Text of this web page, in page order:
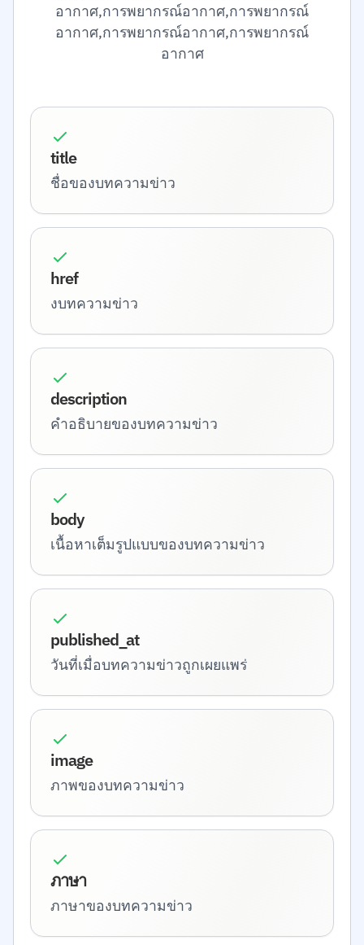
อากาศ,การพยากรณ์อากาศ,การพยากรณ์
อากาศ,การพยากรณ์อากาศ,การพยากรณ์
อากาศ
title
ชื่อของบทความข่าว
href
งบทความข่าว
description
คำอธิบายของบทความข่าว
body
เนื้อหาเต็มรูปแบบของบทความข่าว
published_at
วันที่เมื่อบทความข่าวถูกเผยแพร่
image
ภาพของบทความข่าว
ภาษา
ภาษาของบทความข่าว